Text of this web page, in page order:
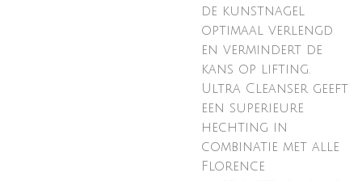
de kunstnagel
optimaal verlengd
en vermindert de
kans op lifting.
Ultra Cleanser geeft
een superieure
hechting in
combinatie met alle
Florence